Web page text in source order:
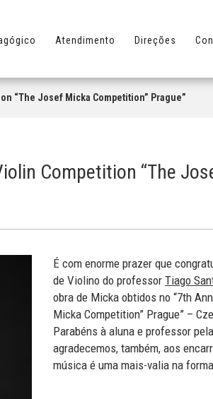
Atendimento Direções
“The Josef Micka Competition” Prague”
Competition “The
É com enorme prazer que
de Violino do professor Tiago
obra de Micka obtidos no “7th
Micka Competition” Prague” –
Parabéns à aluna e professor
agradecemos, também, aos
música é uma mais-valia na